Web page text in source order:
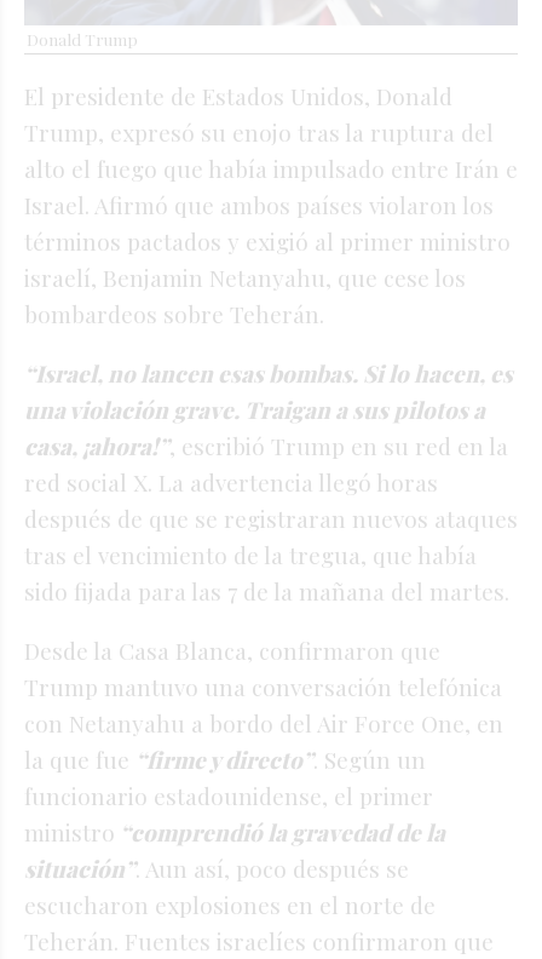
Donald Trump
El presidente de Estados Unidos, Donald
Trump, expresó su enojo tras la ruptura del
alto el fuego que había impulsado entre Irán e
Israel. Afirmó que ambos países violaron los
términos pactados y exigió al primer ministro
israelí, Benjamin Netanyahu, que cese los
bombardeos sobre Teherán.
“Israel, no lancen esas bombas. Si lo hacen, es
una violación grave. Traigan a sus pilotos a
casa, ¡ahora!”, escribió Trump en su red en la
red social X. La advertencia llegó horas
después de que se registraran nuevos ataques
tras el vencimiento de la tregua, que había
sido fijada para las 7 de la mañana del martes.
Desde la Casa Blanca, confirmaron que
Trump mantuvo una conversación telefónica
con Netanyahu a bordo del Air Force One, en
la que fue “firme y directo”. Según un
funcionario estadounidense, el primer
ministro “comprendió la gravedad de la
situación”. Aun así, poco después se
escucharon explosiones en el norte de
Teherán. Fuentes israelíes confirmaron que